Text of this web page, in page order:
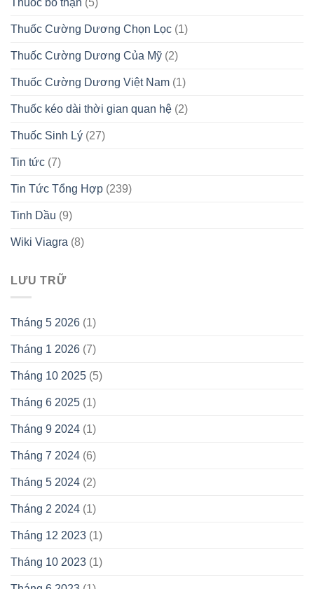
Thuốc Cường Dương Chọn Lọc (1)
Thuốc Cường Dương Của Mỹ (2)
Thuốc Cường Dương Việt Nam (1)
Thuốc kéo dài thời gian quan hệ (2)
Thuốc Sinh Lý (27)
Tin tức (7)
Tin Tức Tổng Hợp (239)
Tinh Dầu (9)
Wiki Viagra (8)
LƯU TRỮ
Tháng 5 2026 (1)
Tháng 1 2026 (7)
Tháng 10 2025 (5)
Tháng 6 2025 (1)
Tháng 9 2024 (1)
Tháng 7 2024 (6)
Tháng 5 2024 (2)
Tháng 2 2024 (1)
Tháng 12 2023 (1)
Tháng 10 2023 (1)